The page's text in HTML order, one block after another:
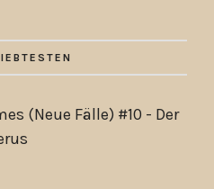
(Neue Fälle) #10 - Der